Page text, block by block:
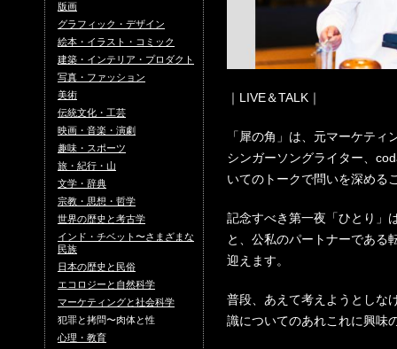
版画
グラフィック・デザイン
絵本・イラスト・コミック
建築・インテリア・プロダクト
写真・ファッション
美術
伝統文化・工芸
映画・音楽・演劇
趣味・スポーツ
旅・紀行・山
文学・辞典
宗教・思想・哲学
世界の歴史と考古学
インド・チベット〜さまざまな
民族
日本の歴史と民俗
エコロジーと自然科学
マーケティングと社会科学
犯罪と拷問〜肉体と性
心理・教育
｜LIVE＆TALK｜
「犀の角」は、元マーケテ
シンガーソングライター、
いてのトークで問いを深める
記念すべき第一夜「ひとり」
と、公私のパートナーである
迎えます。
普段、あえて考えようとしな
識についてのあれこれに興味